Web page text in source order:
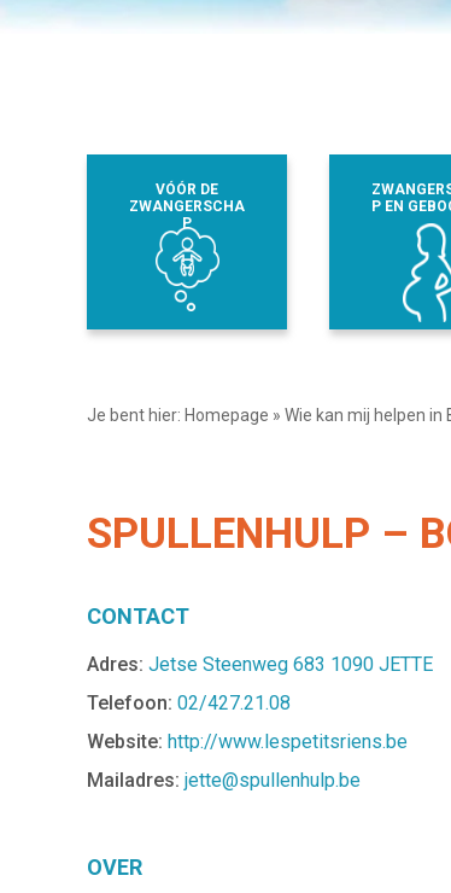
VÓÓR DE
ZWANGERSCHA
P
P EN
Je bent hier: Homepage » Wie kan mij helpen in
SPULLENHULP –
CONTACT
Adres: Jetse Steenweg 683 1090 JETTE
Telefoon: 02/427.21.08
Website: http://www.lespetitsriens.be
Mailadres: jette@spullenhulp.be
OVER